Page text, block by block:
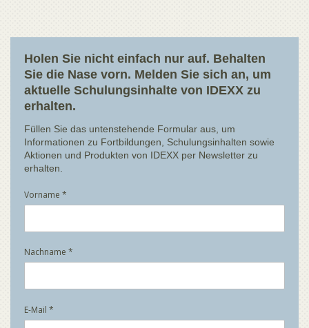
Holen Sie nicht einfach nur auf. Behalten
Sie die Nase vorn. Melden Sie sich an, um
aktuelle Schulungsinhalte von IDEXX zu
erhalten.